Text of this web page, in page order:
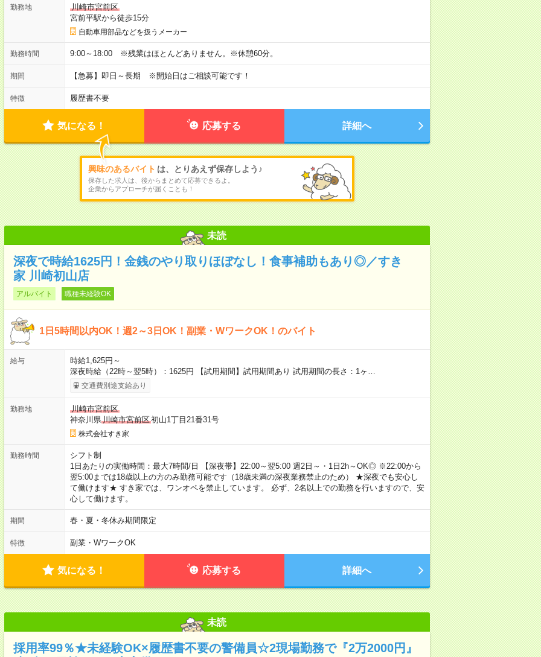
勤務地
川崎市宮前区
宮前平駅から徒歩15分
自動車用部品などを扱うメーカー
勤務時間 9:00～18:00 ※残業はほとんどありません。※休憩60分。
期間 【急募】即日～長期 ※開始日はご相談可能です！
特徴 履歴書不要
気になる！ 応募する 詳細へ
興味のあるバイト は、とりあえず保存しよう♪
保存した求人は、後からまとめて応募できるよ。
企業からアプローチが届くことも！
未読
深夜で時給1625円！金銭のやり取りほぼなし！食事補助もあり◎／すき
家 川崎初山店
アルバイト 職種未経験OK
1日5時間以内OK！週2～3日OK！副業・WワークOK！のバイト
給与
時給1,625円～
深夜時給（22時～翌5時）：1625円 【試用期間】試用期間あり 試用期間の長さ：1ヶ…
交通費別途支給あり
勤務地
川崎市宮前区
神奈川県川崎市宮前区初山1丁目21番31号
株式会社すき家
勤務時間
シフト制
1日あたりの実働時間：最大7時間/日 【深夜帯】22:00～翌5:00 週2日～・1日2h～OK◎ ※22:00から
翌5:00までは18歳以上の方のみ勤務可能です（18歳未満の深夜業務禁止のため） ★深夜でも安心し
て働けます★ すき家では、ワンオペを禁止しています。 必ず、2名以上での勤務を行いますので、安
心して働けます。
期間 春・夏・冬休み期間限定
特徴 副業・WワークOK
気になる！ 応募する 詳細へ
未読
採用率99％★未経験OK×履歴書不要の警備員☆2現場勤務で『2万2000円』